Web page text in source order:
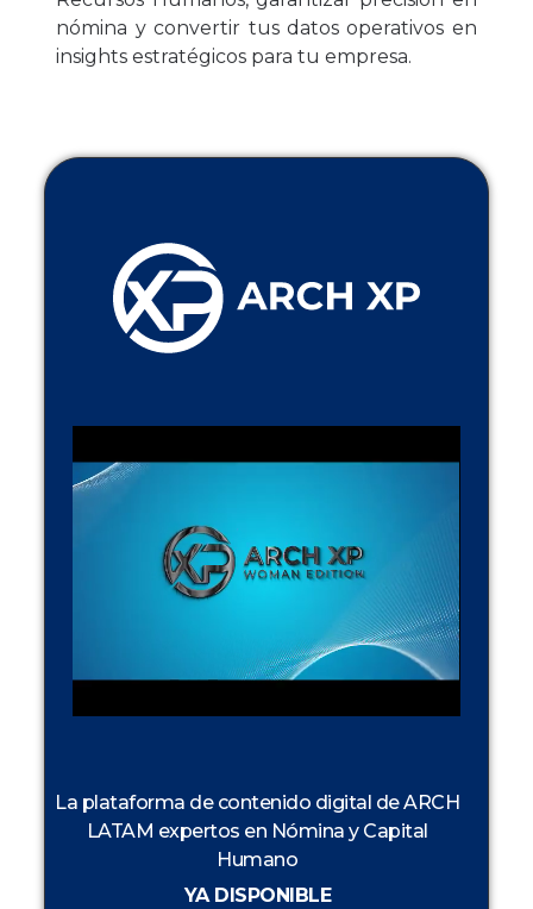
nómina y convertir tus datos operativos en
insights estratégicos para tu empresa.
La plataforma de contenido digital de ARCH
LATAM expertos en Nómina y Capital
Humano
YA DISPONIBLE